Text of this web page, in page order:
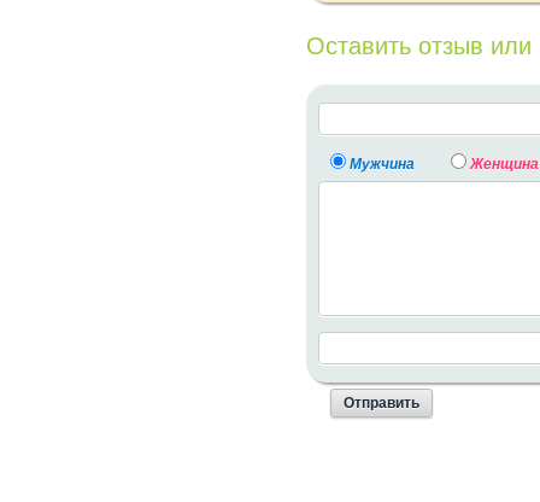
Оставить отзыв
Мужчина Женщина